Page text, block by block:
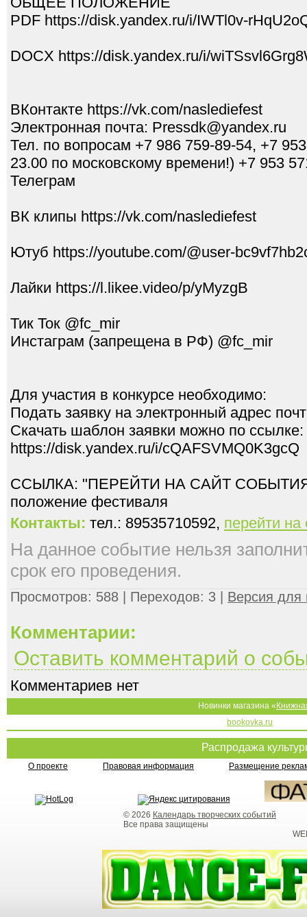
PDF https://disk.yandex.ru/i/IWTl0v-
DOCX https://disk.yandex.ru/i/
ВКонтакте https://vk.com/naslediefest
Электронная почта: Pressdk@yandex.ru
Тел. по вопросам +7 986 759-89-54, +7
23.00 по московскому времени!) +7 953
Телеграм
ВК клипы https://vk.com/naslediefest
Ютуб https://youtube.com/@user-
Лайки https://l.likee.video/p/yMyzgB
Тик Ток @fc_mir
Инстаграм (запрещена в РФ) @fc_mir
Для участия в конкурсе необходимо:
Подать заявку на электронный адрес
Скачать шаблон заявки можно по ссылке:
https://disk.yandex.ru/i/cQAFSVMQ0K3gcQ
ССЫЛКА: "ПЕРЕЙТИ НА САЙТ СОБЫТИЯ"
Контакты: тел.: 89535710592, перейти на
На данное событие нельзя
срок его проведения.
Просмотров: 588 | Переходов: 3 | Версия для
Комментарии:
Оставить комментарий о
Комментариев нет
Новинки магазина «
bookovka.ru
Распродажа
О проекте Правовая информация Размещение
© 2026 Календарь творческих событий
Все права защищены